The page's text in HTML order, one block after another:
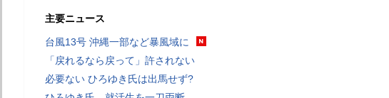
主要ニュース
台風13号 沖縄一部など暴風域に
「戻れるなら戻って」許されない
必要ない ひろゆき氏は出馬せず?